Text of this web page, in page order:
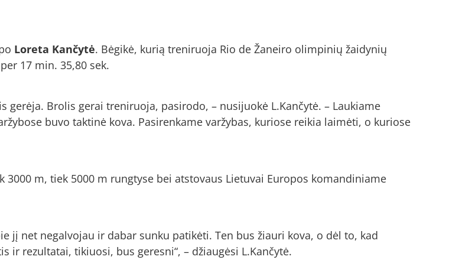
Loreta Kančytė. Bėgikė, kurią treniruoja Rio de Žaneiro olimpinių žaidynių
17 min. 35,80 sek.
gerėja. Brolis gerai treniruoja, pasirodo, – nusijuokė L.Kančytė. – Laukiame
buvo taktinė kova. Pasirenkame varžybas, kuriose reikia laimėti, o kuriose
3000 m, tiek 5000 m rungtyse bei atstovaus Lietuvai Europos komandiniame
jį net negalvojau ir dabar sunku patikėti. Ten bus žiauri kova, o dėl to, kad
ir rezultatai, tikiuosi, bus geresni“, – džiaugėsi L.Kančytė.